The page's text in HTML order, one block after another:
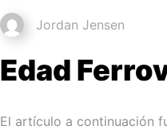
Jordan Jensen
Edad
El artículo a continuación